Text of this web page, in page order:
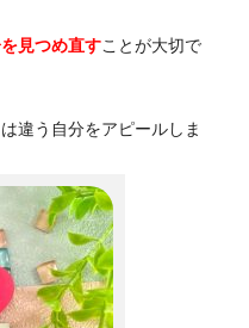
見つめ直すことが大切で
違う自分をアピールしま